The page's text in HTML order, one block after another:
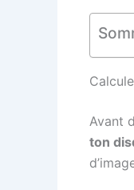
Avant
ton